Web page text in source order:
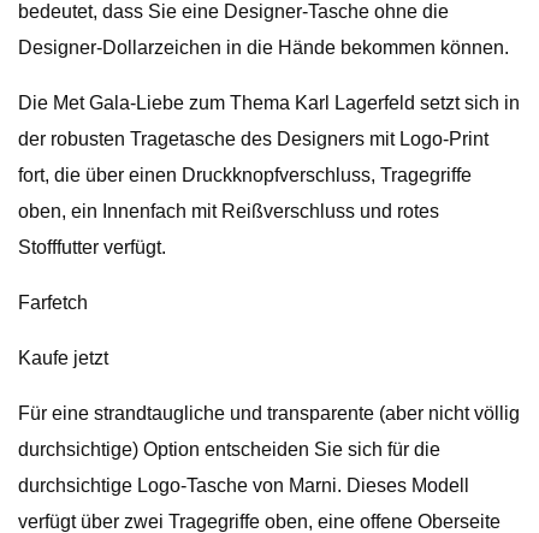
bedeutet, dass Sie eine Designer-Tasche ohne die
Designer-Dollarzeichen in die Hände bekommen können.
Die Met Gala-Liebe zum Thema Karl Lagerfeld setzt sich in
der robusten Tragetasche des Designers mit Logo-Print
fort, die über einen Druckknopfverschluss, Tragegriffe
oben, ein Innenfach mit Reißverschluss und rotes
Stofffutter verfügt.
Farfetch
Kaufe jetzt
Für eine strandtaugliche und transparente (aber nicht völlig
durchsichtige) Option entscheiden Sie sich für die
durchsichtige Logo-Tasche von Marni. Dieses Modell
verfügt über zwei Tragegriffe oben, eine offene Oberseite